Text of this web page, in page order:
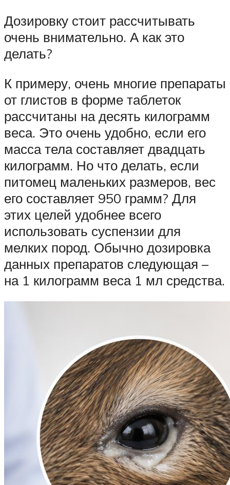
Дозировку стоит рассчитывать
очень внимательно. А как это
делать?
К примеру, очень многие препараты
от глистов в форме таблеток
рассчитаны на десять килограмм
веса. Это очень удобно, если его
масса тела составляет двадцать
килограмм. Но что делать, если
питомец маленьких размеров, вес
его составляет 950 грамм? Для
этих целей удобнее всего
использовать суспензии для
мелких пород. Обычно дозировка
данных препаратов следующая –
на 1 килограмм веса 1 мл средства.